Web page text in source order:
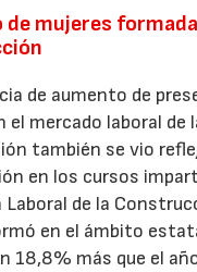
mujeres
de aumento de
el mercado laboral de
también se vio
en los cursos
Laboral de la
en el ámbito
18,8% más que el